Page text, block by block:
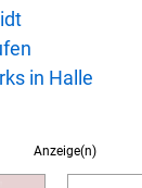
in Halle
Anzeige(n)